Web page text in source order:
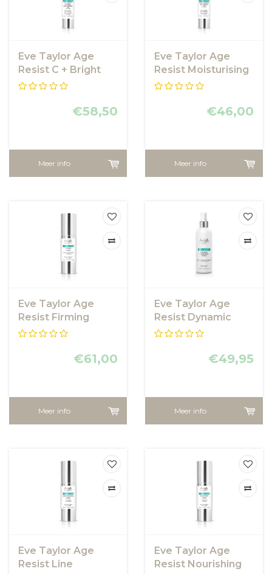
Eve Taylor Age
Resist C + Bright
Priming Moisturiser
€58,50
Meer info
Eve Taylor Age
Resist Moisturising
Day Cream SPF 30
€46,00
Meer info
Eve Taylor Age
Resist Firming
Serum
€61,00
Meer info
Eve Taylor Age
Resist Dynamic
Hydrating Toner
€49,95
Meer info
Eve Taylor Age
Resist Line
Eve Taylor Age
Resist Nourishing